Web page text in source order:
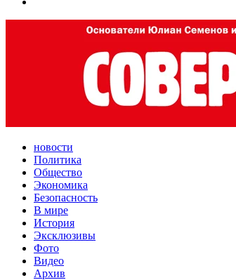
новости
Политика
Общество
Экономика
Безопасность
В мире
История
Эксклюзивы
Фото
Видео
Архив